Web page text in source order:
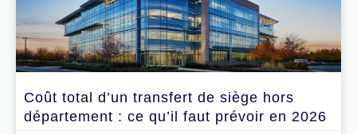
Coût total d’un transfert de siège hors
département : ce qu’il faut prévoir en 2026